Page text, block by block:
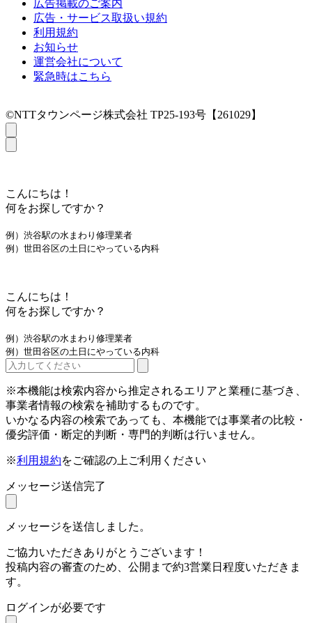
広告掲載のご案内
広告・サービス取扱い規約
利用規約
お知らせ
運営会社について
緊急時はこちら
©NTTタウンページ株式会社 TP25-193号【261029】
こんにちは！
何をお探しですか？
例）渋谷駅の水まわり修理業者
例）世田谷区の土日にやっている内科
こんにちは！
何をお探しですか？
例）渋谷駅の水まわり修理業者
例）世田谷区の土日にやっている内科
※本機能は検索内容から推定されるエリアと業種に基づき、
事業者情報の検索を補助するものです。
いかなる内容の検索であっても、本機能では事業者の比較・
優劣評価・断定的判断・専門的判断は行いません。
※利用規約をご確認の上ご利用ください
メッセージ送信完了
メッセージを送信しました。
ご協力いただきありがとうございます！
投稿内容の審査のため、公開まで約3営業日程度いただきま
す。
ログインが必要です